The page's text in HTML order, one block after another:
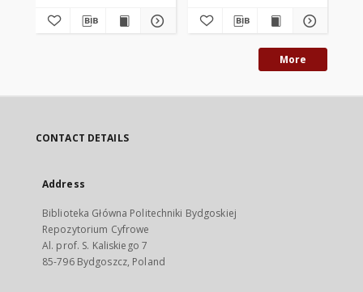
More
CONTACT DETAILS
Address
Biblioteka Główna Politechniki Bydgoskiej
Repozytorium Cyfrowe
Al. prof. S. Kaliskiego 7
85-796 Bydgoszcz, Poland